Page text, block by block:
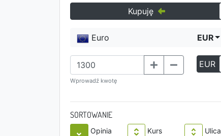
Kupuję
Euro EUR
Wprowadź kwotę
EUR
SORTOWANIE
Opinia Kurs Ulica